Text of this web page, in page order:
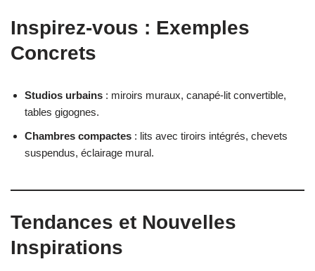
Inspirez-vous : Exemples
Concrets
Studios urbains : miroirs muraux, canapé-lit convertible,
tables gigognes.
Chambres compactes : lits avec tiroirs intégrés, chevets
suspendus, éclairage mural.
Tendances et Nouvelles
Inspirations